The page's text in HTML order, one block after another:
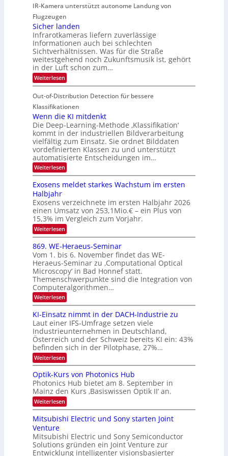
-
M
e
m
s
u
n
d
M
a
n
t
i
S
p
e
c
t
r
l
i
c
h
k
e
i
t
e
d
e
r
i
n
V
I
S
I
O
N
T
e
c
h
T
a
l
k
u
i
d
e
d
T
o
u
r
u
d
e
r
V
S
O
N
2
0
2
6
IR-Kamera unterstützt autonome Landung von
Flugzeugen
Sicher landen
Infrarotkameras liefern zuverlässige
Informationen auch bei schlechten
Sichtverhältnissen. Was für die Straße
weitestgehend noch Zukunftsmusik ist, gehört
in der Luft schon zum…
Weiterlesen:
S
c
h
l
a
n
d
e
n
Out-of-Distribution Detection für bessere
Klassifikationen
Wenn die KI mitdenkt
Die Deep-Learning-Methode ‚Klassifikation‘
kommt in der industriellen Bildverarbeitung
vielfältig zum Einsatz. Sie ordnet Bilddaten
vordefinierten Klassen zu und unterstützt
automatisierte Entscheidungen im…
Weiterlesen:
W
n
d
i
e
K
I
m
i
t
d
e
n
k
t
Exosens meldet starkes Wachstum im ersten
Halbjahr
Exosens verzeichnete im ersten Halbjahr 2026
einen Umsatz von 253,1Mio.€ – ein Plus von
15,3% im Vergleich zum Vorjahr.
Weiterlesen:
E
x
o
s
e
n
s
m
e
l
d
e
t
s
t
a
r
k
e
W
a
c
h
s
u
i
m
e
869. WE-Heraeus-Seminar
Vom 1. bis 6. November findet das WE-
Heraeus-Seminar zu ‚Computational Optical
Microscopy‘ in Bad Honnef statt.
Themenschwerpunkte sind die Integration von
Computeralgorithmen…
Weiterlesen:
8
9
.
W
E
-
H
e
r
a
e
u
s
-
S
e
n
a
r
KI-Einsatz nimmt in der DACH-Industrie zu
Laut einer IFS-Umfrage setzen viele
Industrieunternehmen in Deutschland,
Österreich und der Schweiz bereits KI ein: 43%
befinden sich in der Pilotphase, 27%…
Weiterlesen:
K
-
E
i
n
s
t
n
m
Optik-Kurs von Photonics Hub
Photonics Hub bietet am 8. September in
Mainz den Kurs ‚Basiswissen Optik II‘ an.
Weiterlesen:
O
p
t
k
-
K
Mitsubishi Electric und Sony starten Joint
Venture
Mitsubishi Electric und Sony Semiconductor
Solutions gründen ein Joint Venture zur
Entwicklung intelligenter visionsbasierter